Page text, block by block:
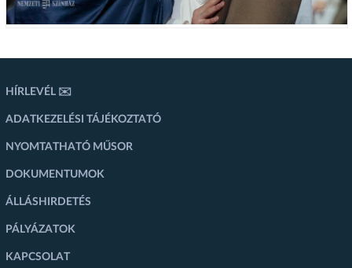
HÍRLEVÉL ✉️
ADATKEZELÉSI TÁJÉKOZTATÓ
NYOMTATHATÓ MŰSOR
DOKUMENTUMOK
ÁLLÁSHIRDETÉS
PÁLYÁZATOK
KAPCSOLAT